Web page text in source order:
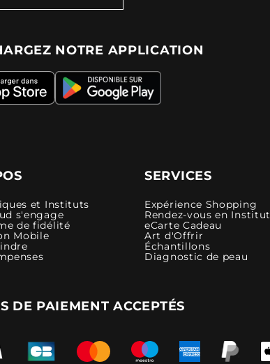
NOTRE APPLICATION
et Instituts
s'engage
de fidélité
Mobile
SERVICES
Expérience Shopping
Rendez-vous en Institut
eCarte Cadeau
Art d'Offrir
Échantillons
Diagnostic de peau
DE PAIEMENT ACCEPTÉS